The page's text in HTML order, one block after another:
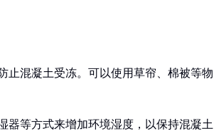
止混凝土受冻。可以使用草帘、棉被等物
器等方式来增加环境湿度，以保持混凝土